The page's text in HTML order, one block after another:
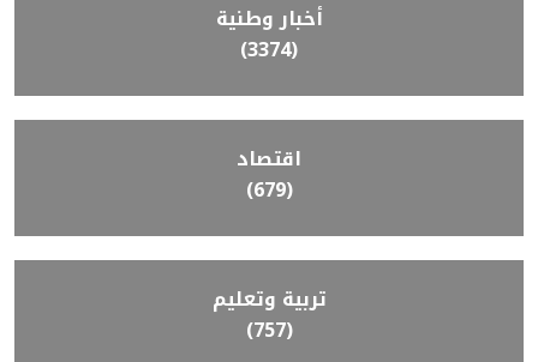
أخبار وطنية
(3374)
اقتصاد
(679)
تربية وتعليم
(757)